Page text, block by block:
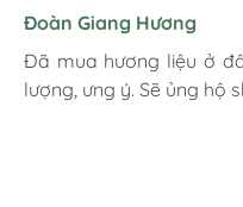
Hương Suri
Mình rất ưng khi đến
mặt hàng phong phú,
Đoàn Giang Hương
Đã mua hương liệu ở
lượng, ưng ý. Sẽ ủng hộ
Ngọc Anh
Đóng gói chắc chắn
Hình ảnh sản phẩm